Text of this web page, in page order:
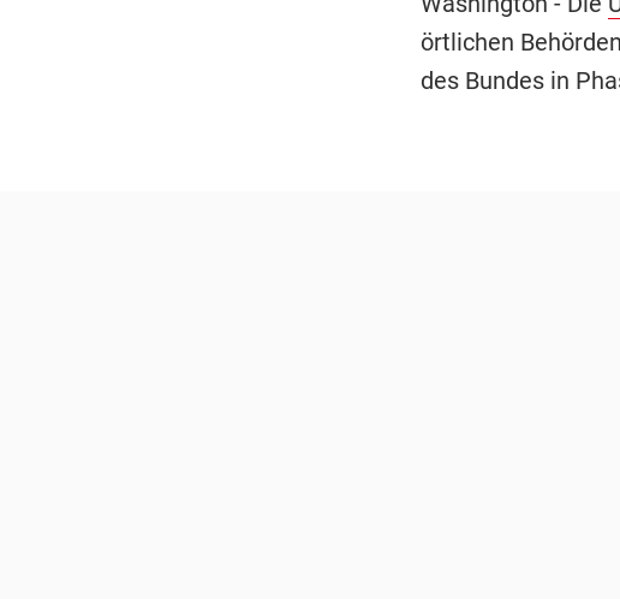
örtlichen
des Bundes in